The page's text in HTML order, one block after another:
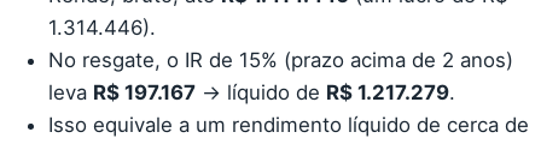
1.314.446).
No resgate, o IR de 15% (prazo acima de 2 anos)
leva R$ 197.167 → líquido de R$ 1.217.279.
Isso equivale a um rendimento líquido de cerca de